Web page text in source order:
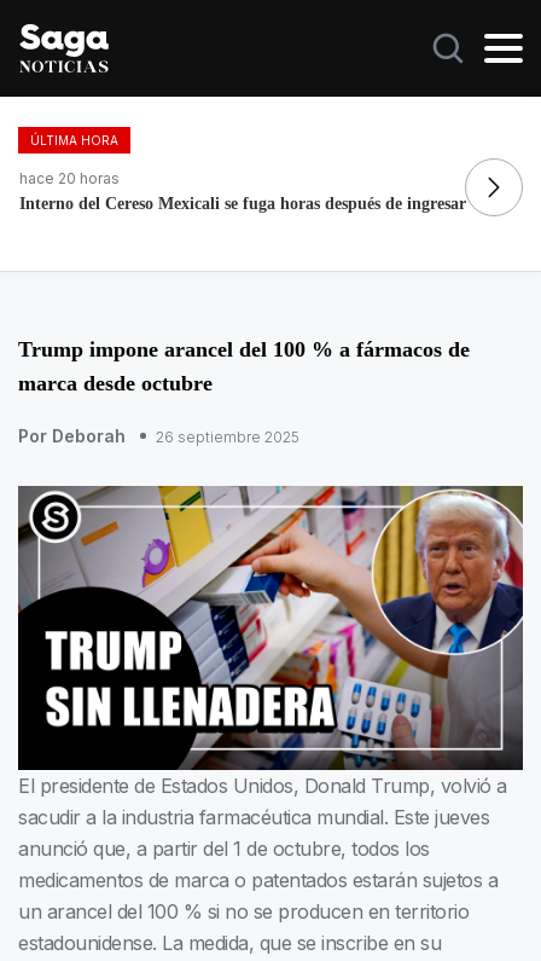
ÚLTIMA HORA
hace 20 horas
Interno del Cereso Mexicali se fuga horas después de ingresar
Trump impone arancel del 100 % a fármacos de
marca desde octubre
Por Deborah 26 septiembre 2025
El presidente de Estados Unidos, Donald Trump, volvió a
sacudir a la industria farmacéutica mundial. Este jueves
anunció que, a partir del 1 de octubre, todos los
medicamentos de marca o patentados estarán sujetos a
un arancel del 100 % si no se producen en territorio
estadounidense. La medida, que se inscribe en su